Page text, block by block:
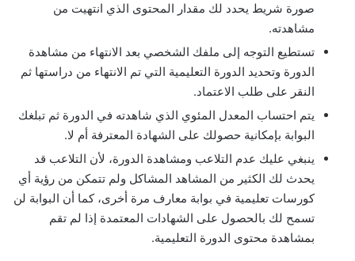
صورة شريط يحدد لك مقدار المحتوى الذي انتهيت من
مشاهدته.
تستطيع التوجه إلى ملفك الشخصي بعد الانتهاء من مشاهدة
الدورة وتحديد الدورة التعليمية التي تم الانتهاء من دراستها ثم
النقر على طلب الاعتماد.
يتم احتساب المعدل المئوي الذي شاهدته في الدورة ثم تبلغك
البوابة بإمكانية حصولك على الشهادة المعترفة أم لا.
ينبغي عليك عدم التلاعب ومشاهدة الدورة، لأن التلاعب قد
يحدث لك الكثير من المشاهد المشاكل ولم تتمكن من رؤية أي
كورسات تعليمية في بوابة معارف مرة أخرى، كما أن البوابة لن
تسمح لك بالحصول على الشهادات المعتمدة إذا لم تقم
بمشاهدة محتوى الدورة التعليمية.